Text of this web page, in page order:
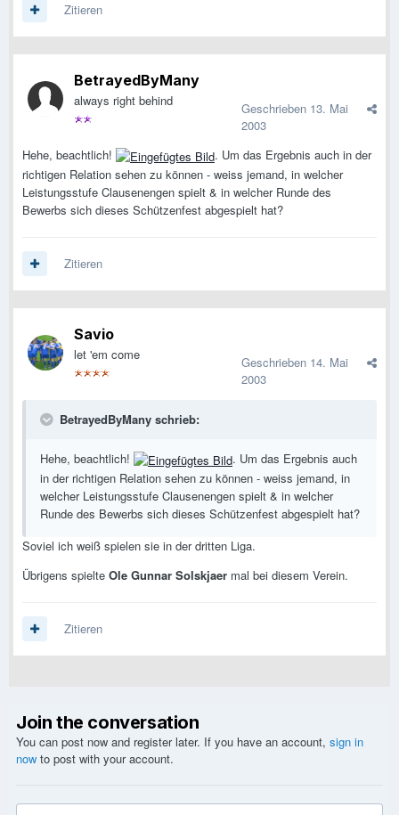
Zitieren
BetrayedByMany
always right behind Geschrieben 13. Mai
2003
Hehe, beachtlich!
. Um das Ergebnis auch in der
richtigen Relation sehen zu können - weiss jemand, in welcher
Leistungsstufe Clausenengen spielt & in welcher Runde des
Bewerbs sich dieses Schützenfest abgespielt hat?
Zitieren
Savio
let 'em come Geschrieben 14. Mai
2003
BetrayedByMany schrieb:
Hehe, beachtlich!
. Um das Ergebnis auch
in der richtigen Relation sehen zu können - weiss jemand, in
welcher Leistungsstufe Clausenengen spielt & in welcher
Runde des Bewerbs sich dieses Schützenfest abgespielt hat?
Soviel ich weiß spielen sie in der dritten Liga.
Übrigens spielte Ole Gunnar Solskjaer mal bei diesem Verein.
Zitieren
Join the conversation
You can post now and register later. If you have an account, sign in
now to post with your account.